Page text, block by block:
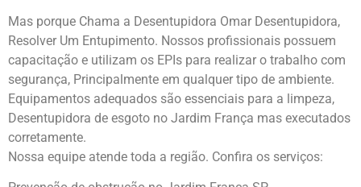
Mas porque Chama a Desentupidora Omar Desentupidora,
Resolver Um Entupimento. Nossos profissionais possuem
capacitação e utilizam os EPIs para realizar o trabalho com
segurança, Principalmente em qualquer tipo de ambiente.
Equipamentos adequados são essenciais para a limpeza,
Desentupidora de esgoto no Jardim França mas executados
corretamente.
Nossa equipe atende toda a região. Confira os serviços: